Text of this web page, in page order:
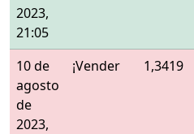
2023,
21:05
10 de
agosto
de
2023,
¡Vender 1,3419